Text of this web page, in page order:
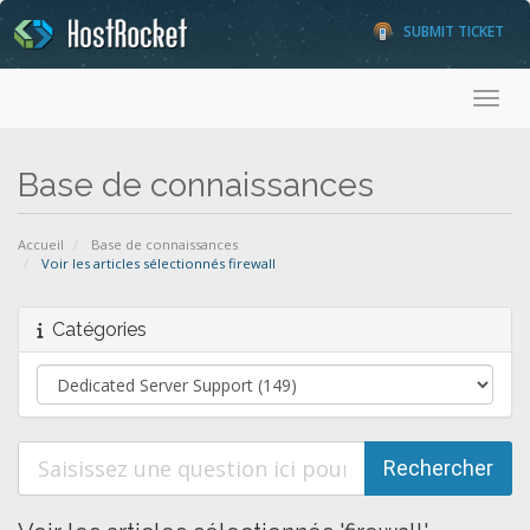
SUBMIT TICKET
Base de connaissances
Accueil
Base de connaissances
Voir les articles sélectionnés firewall
Catégories